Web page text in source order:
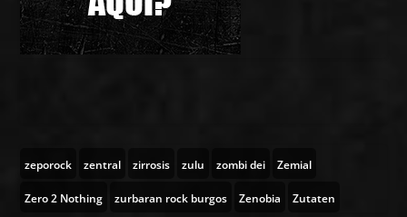
zeporock zentral zirrosis zulu zombi dei Zemial
Zero 2 Nothing zurbaran rock burgos Zenobia Zutaten